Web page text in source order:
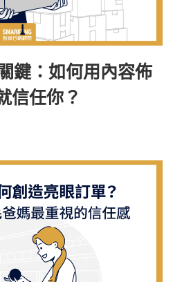
鍵：如何用內容佈
信任你？